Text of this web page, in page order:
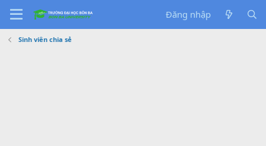
Đăng nhập
Sinh viên chia sẻ